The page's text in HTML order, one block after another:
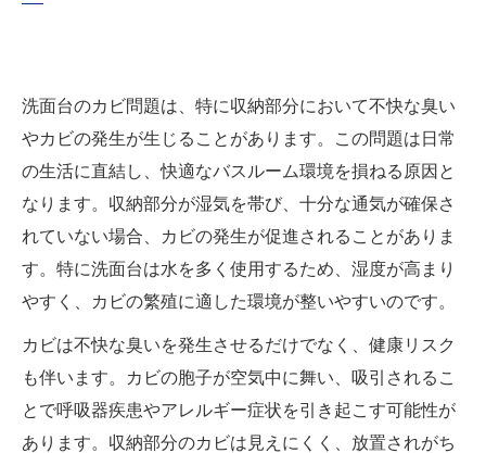
洗面台のカビ問題は、特に収納部分において不快な臭い
やカビの発生が生じることがあります。この問題は日常
の生活に直結し、快適なバスルーム環境を損ねる原因と
なります。収納部分が湿気を帯び、十分な通気が確保さ
れていない場合、カビの発生が促進されることがありま
す。特に洗面台は水を多く使用するため、湿度が高まり
やすく、カビの繁殖に適した環境が整いやすいのです。
カビは不快な臭いを発生させるだけでなく、健康リスク
も伴います。カビの胞子が空気中に舞い、吸引されるこ
とで呼吸器疾患やアレルギー症状を引き起こす可能性が
あります。収納部分のカビは見えにくく、放置されがち